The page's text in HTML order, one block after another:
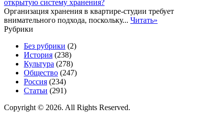
Организация хранения в квартире-студии требует
внимательного подхода, поскольку... Читать»
Рубрики
Без рубрики (2)
История (238)
Культура (278)
Общество (247)
Россия (234)
Статьи (291)
Copyright © 2026. All Rights Reserved.